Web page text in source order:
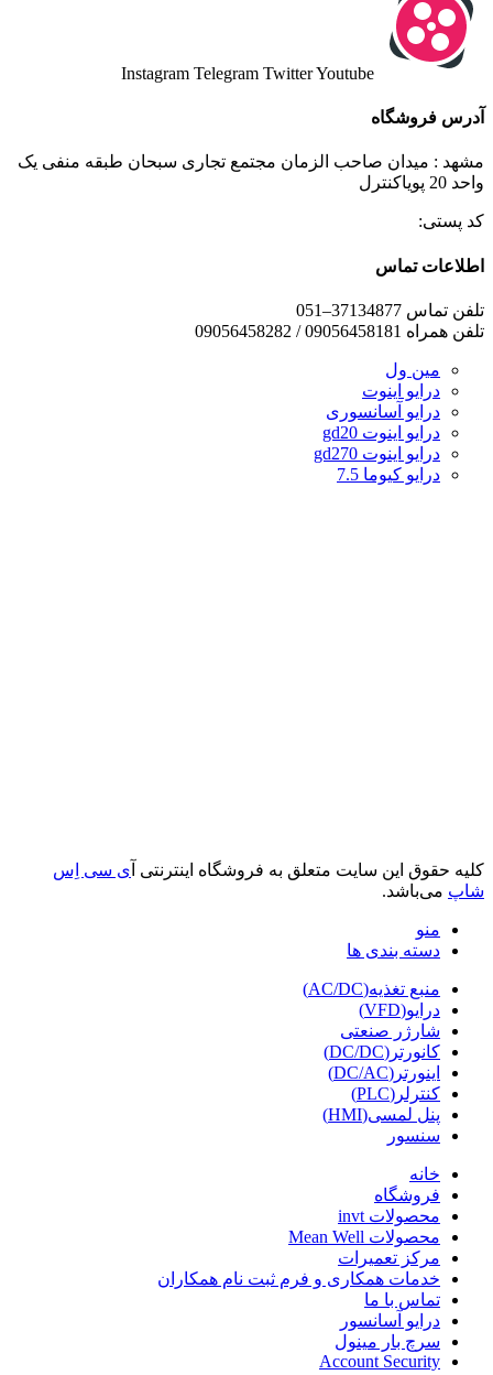
Instagram Telegram TwitterYoutube
آدرس فروشگاه
مشهد : میدان صاحب الزمان مجتمع تجاری سبحان طبقه منفی یک
واحد 20 پویاکنترل
کد پستی:
اطلاعات تماس
تلفن تماس 37134877–051
تلفن همراه 09056458181 / 09056458282
مین ول
درایو اینوت
درایو آسانسوری
درایو اینوت gd20
درایو اینوت gd270
درایو کیوما 7.5
کلیه حقوق این سایت متعلق به فروشگاه اینترنتی آ ی سی اِس
شاپ می‌باشد.
منو
دسته بندی ها
منبع تغذیه(AC/DC)
درایو(VFD)
شارژر صنعتی
کانورتر(DC/DC)
اینورتر(DC/AC)
کنترلر(PLC)
پنل لمسی(HMI)
سنسور
خانه
فروشگاه
محصولات invt
محصولات Mean Well
مرکز تعمیرات
خدمات همکاری و فرم ثبت نام همکاران
تماس با ما
درایو آسانسور
سرچ بار مینول
Account Security